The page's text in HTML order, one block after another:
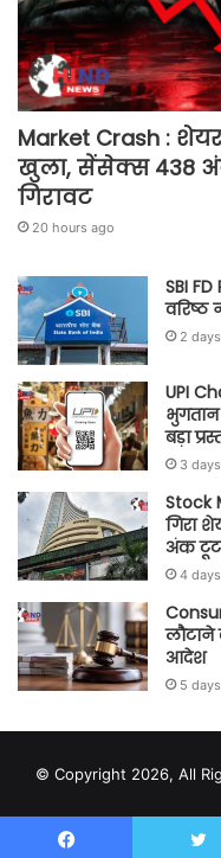
Market Crash :
खुला, सेंसेक्स 438
गिरावट
20 hours ago
SBI
वरिष्ठ
2
UPI
बड़ा
3
Stock
गिरा
अंक
4
लौटाने
आदेश
5
© Copyright 2026, All